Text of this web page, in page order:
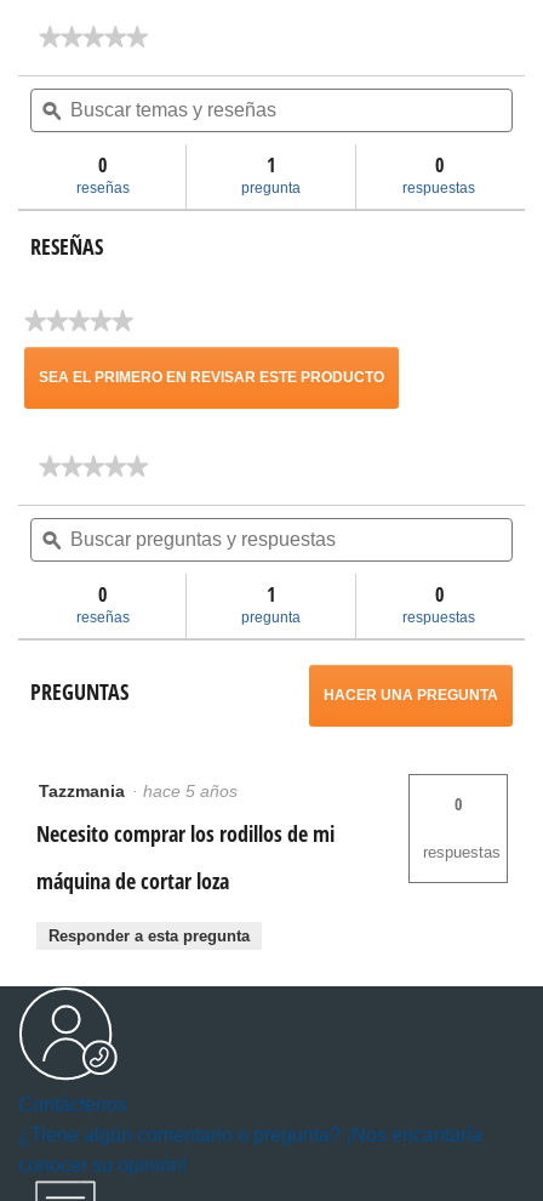
★★★★★
★★★★★
hay
de
de
nivelación
LevelMax
solo
la
(paquete
de
100
unidades)
Buscar
temas
y
ϙ
0
reseñas
1
pregunta
0
respuestas
RESEÑAS
★★★★★
Sin
SEA EL PRIMERO EN REVISAR ESTE PRODUCTO
Con
esta
acción
de
★★★★★
★★★★★
hay
de
de
nivelación
LevelMax
solo
la
parte
unidades)
Buscar
preguntas
y
respuestas
ϙ
0
reseñas
1
pregunta
0
respuestas
PREGUNTAS HACER UNA PREGUNTA
Tazzmania · hace 5 años
Necesito comprar los rodillos de mi
máquina de cortar loza
0
respuestas
Responder a esta pregunta
Contáctenos
¿Tiene algún comentario o pregunta? ¡Nos encantaría
conocer su opinión!